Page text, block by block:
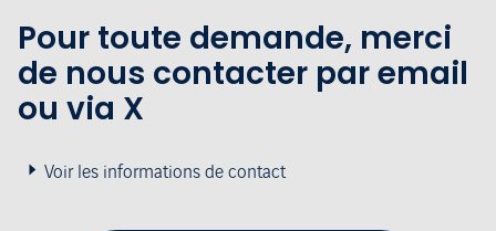
Pour toute demande, merci
de nous contacter par email
ou via X
Voir les informations de contact